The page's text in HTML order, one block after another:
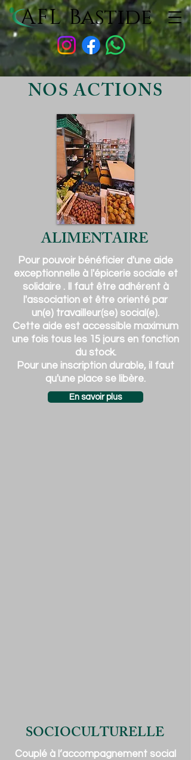
AFLBastide
NOS ACTIONS
ALIMENTAIRE
Pour pouvoir bénéficier d'une aide
exceptionnelle à l'épicerie sociale et
solidaire . Il faut être adhérent à
l'association et être orienté par
un(e) travailleur(se) social(e).
Cette aide est accessible maximum
une fois tous les 15 jours en fonction
du stock.
Pour une inscription durable, il faut
qu'une place se libère.
En savoir plus
SOCIOCULTURELLE
Couplé à l’accompagnement social